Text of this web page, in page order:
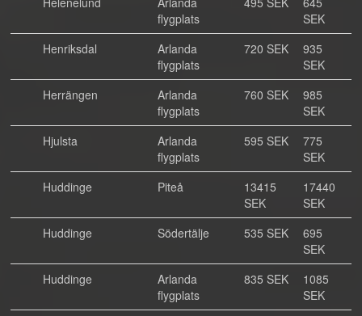
flygplats
SEK
Henriksdal
Arlanda
flygplats
720 SEK
935
SEK
Herrängen
Arlanda
flygplats
760 SEK
985
SEK
Hjulsta
Arlanda
flygplats
595 SEK
775
SEK
Huddinge
Piteå
13415
SEK
17440
SEK
Huddinge
Södertälje 535 SEK
695
SEK
Huddinge
Arlanda
flygplats
835 SEK
1085
SEK